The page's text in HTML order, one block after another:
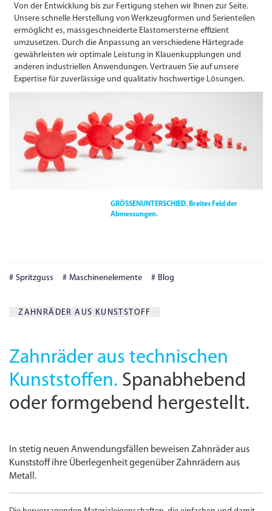
Von der Entwicklung bis zur Fertigung stehen wir Ihnen zur Seite.
Unsere schnelle Herstellung von Werkzeugformen und Serienteilen
ermöglicht es, massgeschneiderte Elastomersterne effizient
umzusetzen. Durch die Anpassung an verschiedene Härtegrade
gewährleisten wir optimale Leistung in Klauenkupplungen und
anderen industriellen Anwen­dungen. Vertrauen Sie auf unsere
Expertise für zuverlässige und qualitativ hochwertige Lösungen.
GRÖSSENUNTERSCHIED. Breites Feld der
Abmessungen.
Spritzguss Maschinenelemente Blog
ZAHNRÄDER AUS KUNSTSTOFF
Zahnräder aus technischen
Kunststoffen. Spanabhebend
oder formgebend hergestellt.
In stetig neuen Anwendungs­fällen beweisen Zahnräder aus
Kunststoff ihre Überlegenheit gegenüber Zahnrädern aus
Metall.